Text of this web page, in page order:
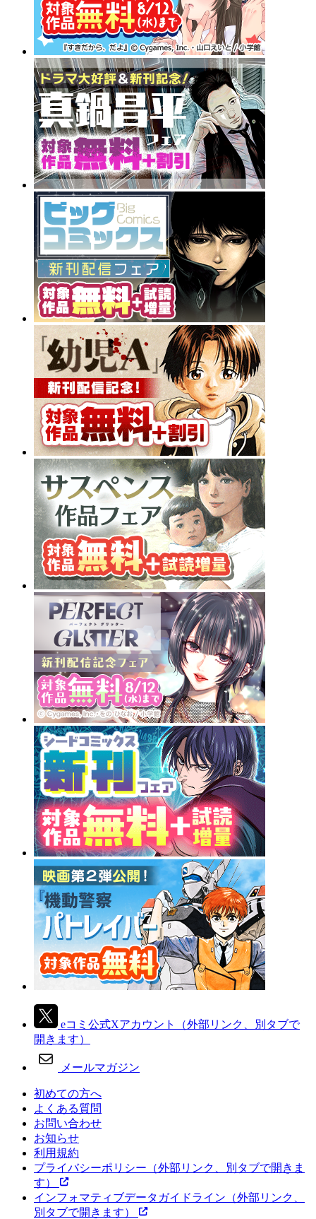
eコミ公式Xアカウント
（外部リンク、別タブで
開きます）
メールマガジン
初めての方へ
よくある質問
お問い合わせ
お知らせ
利用規約
プライバシーポリシー （外部リンク、別タブで開きま
す）
インフォマティブデータガイドライン （外部リンク、
別タブで開きます）